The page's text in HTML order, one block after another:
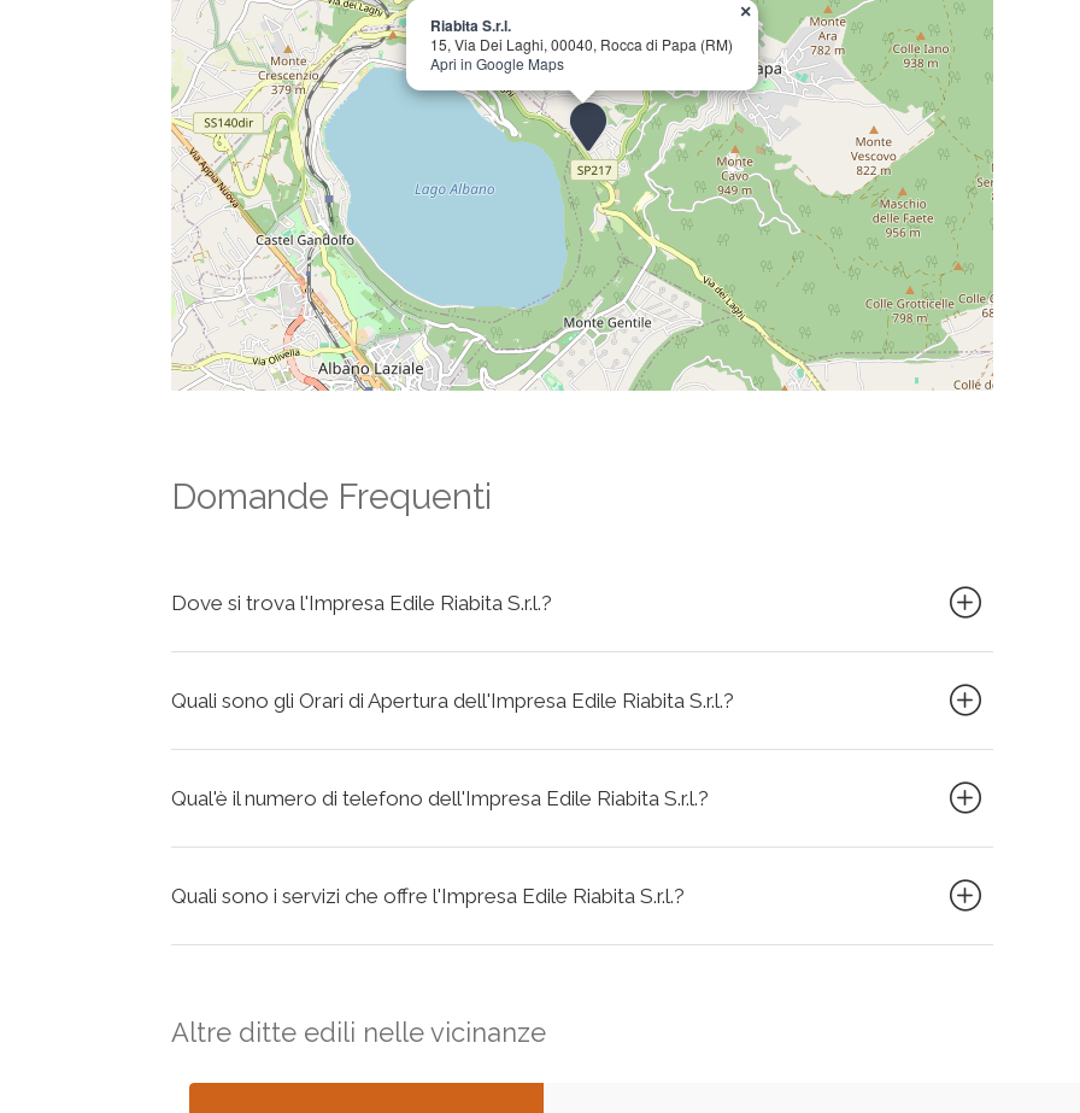
Riabita S.r.l.
15, Via Dei Laghi, 00040, Rocca di Papa (RM)
Apri in Google Maps
×
Domande Frequenti
Dove si trova l'Impresa Edile Riabita S.r.l.?
Quali sono gli Orari di Apertura dell'Impresa Edile Riabita S.r.l.?
Qual'è il numero di telefono dell'Impresa Edile Riabita S.r.l.?
Quali sono i servizi che offre l'Impresa Edile Riabita S.r.l.?
Altre ditte edili nelle vicinanze